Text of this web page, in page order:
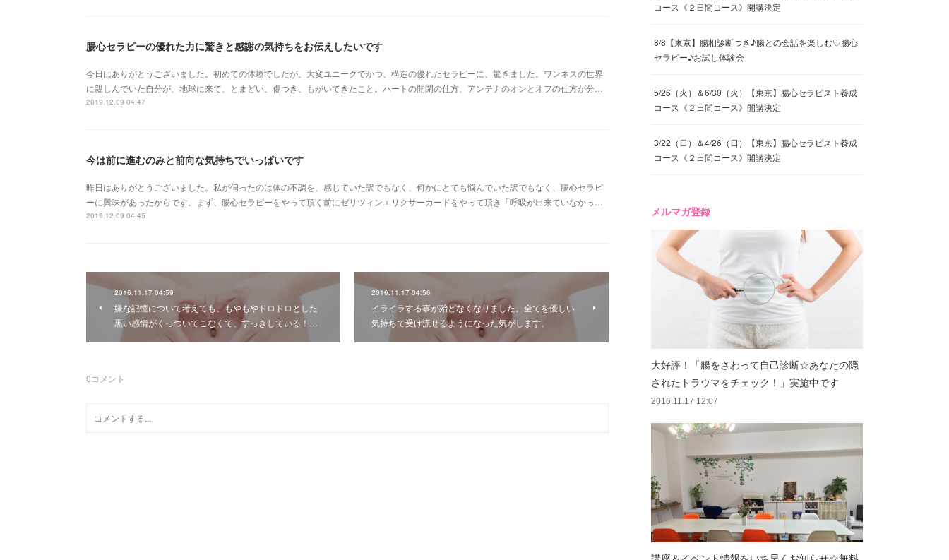
腸心セラピーの優れた力に驚きと感謝の気持ちをお伝えしたいです
今日はありがとうございました。初めての体験でしたが、大変ユニークでかつ、構造の優れたセラピーに、驚きました。ワンネスの世界
に親しんでいた自分が、地球に来て、とまどい、傷つき、もがいてきたこと。ハートの開閉の仕方、アンテナのオンとオフの仕方が分…
2019.12.09 04:47
今は前に進むのみと前向な気持ちでいっぱいです
昨日はありがとうございました。私が伺ったのは体の不調を、感じていた訳でもなく、何かにとても悩んでいた訳でもなく、腸心セラピ
ーに興味があったからです。まず、腸心セラピーをやって頂く前にゼリツィンエリクサーカードをやって頂き「呼吸が出来ていなかっ…
2019.12.09 04:45
2016.11.17 04:59
嫌な記憶について考えても、もやもやドロドロとした
黒い感情がくっついてこなくて、すっきしている！…
2016.11.17 04:56
イライラする事が殆どなくなりました。全てを優しい
気持ちで受け流せるようになった気がします。
0コメント
コース《２日間コース》開講決定
8/8【東京】腸相診断つき♪腸との会話を楽しむ♡腸心
セラピー♪お試し体験会
5/26（火）＆6/30（火）【東京】腸心セラピスト養成
コース《２日間コース》開講決定
3/22（日）＆4/26（日）【東京】腸心セラピスト養成
コース《２日間コース》開講決定
メルマガ登録
大好評！「腸をさわって自己診断☆あなたの隠
されたトラウマをチェック！」実施中です
2016.11.17 12:07